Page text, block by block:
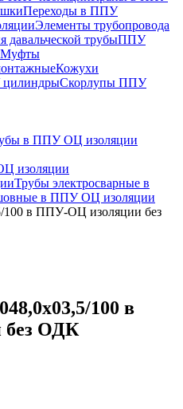
Переходы в ППУ
Элементы трубопровода
трубыППУ
Муфты
Кожухи
Скорлупы ППУ
в ППУ ОЦ изоляции
изоляции
Трубы электросварные в
в ППУ ОЦ изоляции
100 в ППУ-ОЦ изоляции без
100 в
ОДК